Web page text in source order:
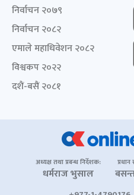
निर्वाचन २०७९
निर्वाचन २०८२
एमाले महाधिवेशन २०८२
विश्वकप २०२२
दशैं-बसैं २०८१
अध्यक्ष तथा प्रबन्ध निर्देशक:
धर्मराज भुसाल